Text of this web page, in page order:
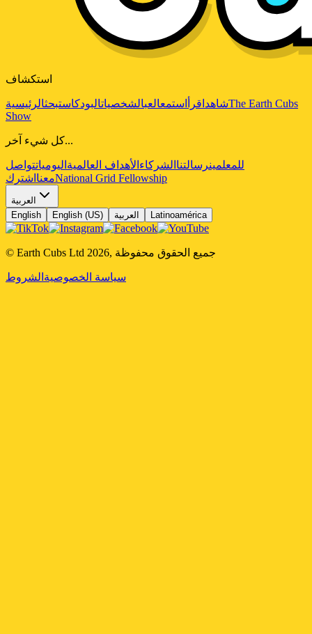
استكشاف
شاهد اقرأ استمعالعبالشخصياتالبودكاستبحثالرئيسية
The Earth Cubs
Show
كل شيء آخر...
للمعلمينرسالتنا الشركاء الأهداف العالمية اليومياتتواصل
معنا اشترك National Grid Fellowship
العربية
English
English (US) العربية Latinoamérica
© Earth Cubs Ltd 2026, جميع الحقوق محفوظة
سياسة الخصوصية الشروط